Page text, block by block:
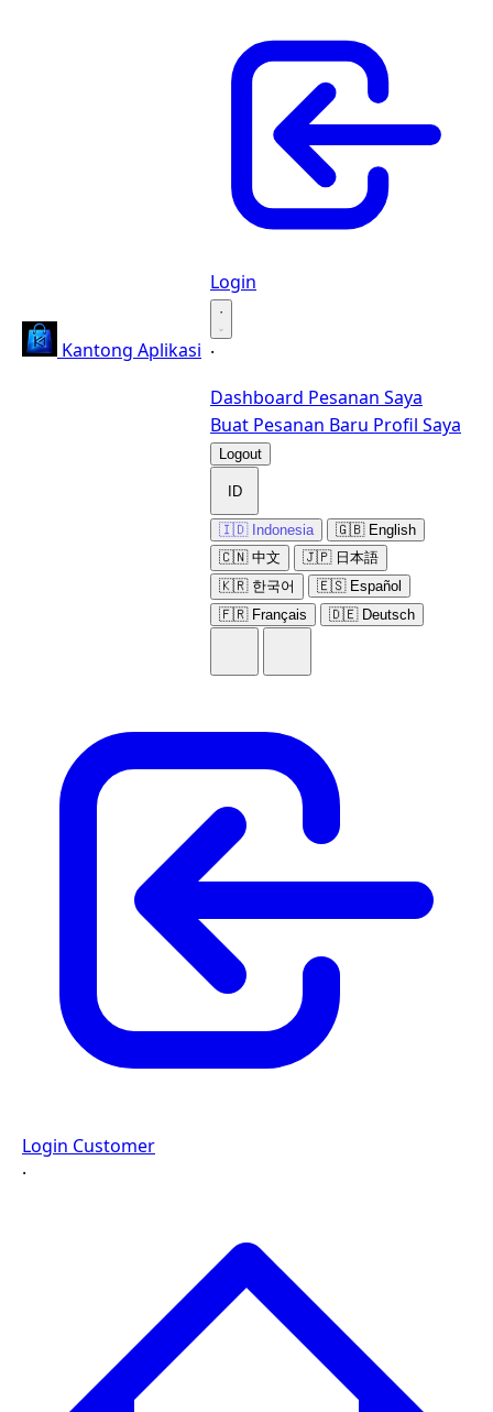
Kantong Aplikasi
Login
·
·
Dashboard Pesanan Saya
Buat Pesanan Baru Profil Saya
Logout
ID
🇮🇩 Indonesia
🇬🇧 English
🇨🇳 中文
🇯🇵 日本語
🇰🇷 한국어
🇪🇸 Español
🇫🇷 Français
🇩🇪 Deutsch
Login Customer
·